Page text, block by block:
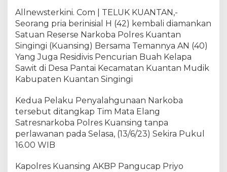
d
i
v
i
s
K
m
a
i
c
Allnewsterkini. Com | TELUK KUANTAN,-
Seorang pria berinisial H (42) kembali diamankan
Satuan Reserse Narkoba Polres Kuantan
Singingi (Kuansing) Bersama Temannya AN (40)
Yang Juga Residivis Pencurian Buah Kelapa
Sawit di Desa Pantai Kecamatan Kuantan Mudik
Kabupaten Kuantan Singingi
Kedua Pelaku Penyalahgunaan Narkoba
tersebut ditangkap Tim Mata Elang
Satresnarkoba Polres Kuansing tanpa
perlawanan pada Selasa, (13/6/23) Sekira Pukul
16.00 WIB
Kapolres Kuansing AKBP Pangucap Priyo